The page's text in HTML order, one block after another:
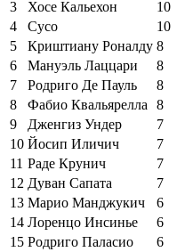
3
Хосе Кальехон
10
4
Сусо
10
5
Криштиану Роналду 8
6
Мануэль Лаццари
8
7
Родриго Де Пауль
8
8
Фабио Квальярелла
8
9
Дженгиз Ундер
7
10 Йосип Иличич
7
11 Раде Крунич
7
12 Дуван Сапата
7
13 Марио Манджукич
6
14 Лоренцо Инсинье
6
15 Родриго Паласио 6